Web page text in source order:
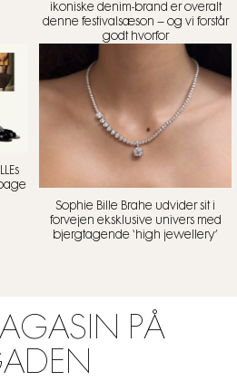
ikoniske denim-brand er overalt
denne festivalsæson – og vi forstår
godt hvorfor
Sophie Bille Brahe udvider sit i
forvejen eksklusive univers med
bjergtagende ‘high jewellery’
PÅ